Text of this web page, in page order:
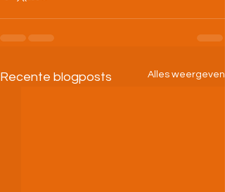
Recente blogposts Alles weergeven